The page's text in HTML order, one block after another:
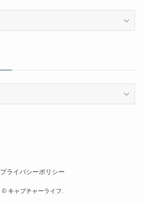
プライバシーポリシー
©キャプチャーライフ.